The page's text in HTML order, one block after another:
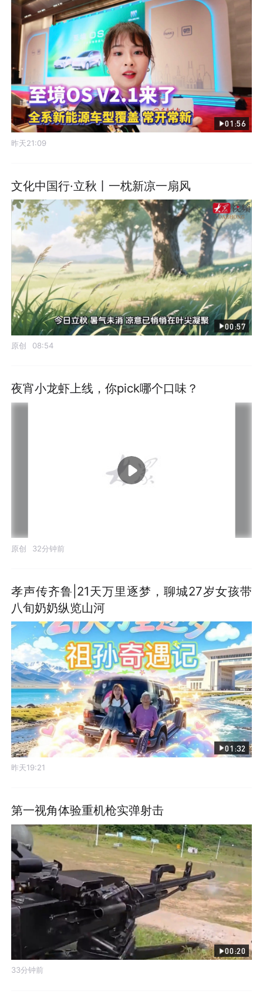
01:56
昨天21:09
文化中国行·立秋丨一枕新凉一扇风
00:57
原创 08:54
夜宵小龙虾上线，你pick哪个口味？
原创 32分钟前
孝声传齐鲁|21天万里逐梦，聊城27岁女孩带
八旬奶奶纵览山河
01:32
昨天19:21
第一视角体验重机枪实弹射击
00:20
33分钟前